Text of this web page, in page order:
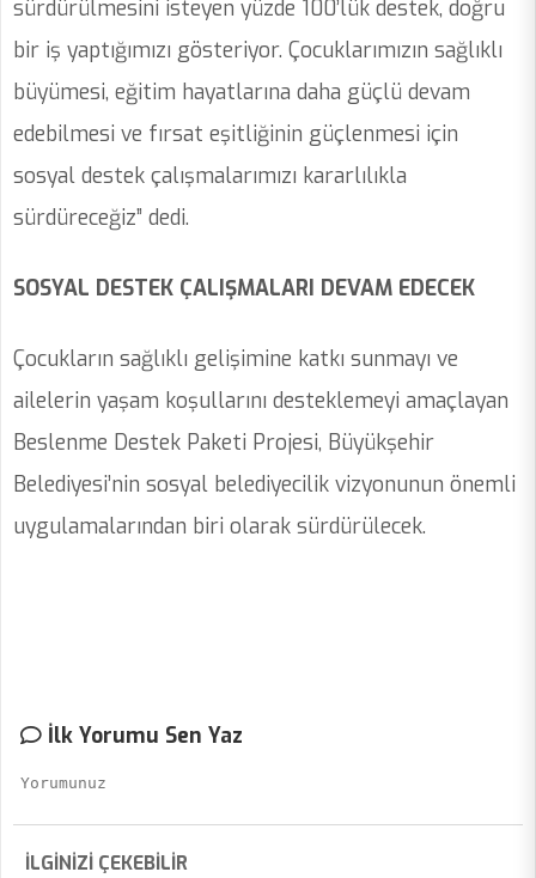
sürdürülmesini isteyen yüzde 100’lük destek, doğru
bir iş yaptığımızı gösteriyor. Çocuklarımızın sağlıklı
büyümesi, eğitim hayatlarına daha güçlü devam
edebilmesi ve fırsat eşitliğinin güçlenmesi için
sosyal destek çalışmalarımızı kararlılıkla
sürdüreceğiz” dedi.
SOSYAL DESTEK ÇALIŞMALARI DEVAM EDECEK
Çocukların sağlıklı gelişimine katkı sunmayı ve
ailelerin yaşam koşullarını desteklemeyi amaçlayan
Beslenme Destek Paketi Projesi, Büyükşehir
Belediyesi’nin sosyal belediyecilik vizyonunun önemli
uygulamalarından biri olarak sürdürülecek.
İlk Yorumu Sen Yaz
İLGİNİZİ ÇEKEBİLİR